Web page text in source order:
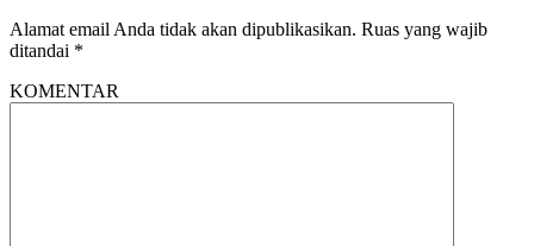
Alamat email Anda tidak akan dipublikasikan. Ruas yang wajib
ditandai *
KOMENTAR